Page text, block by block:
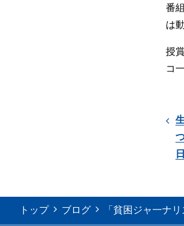
番
は
授
コ
トップ ブログ 「貧困ジャ一ナ